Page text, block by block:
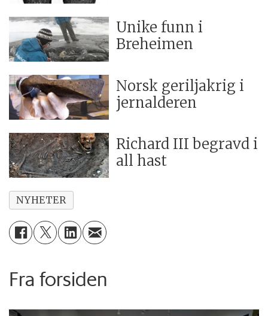
Unike funn i
Breheimen
Norsk geriljakrig i
jernalderen
Richard III begravd i
all hast
NYHETER
Fra forsiden